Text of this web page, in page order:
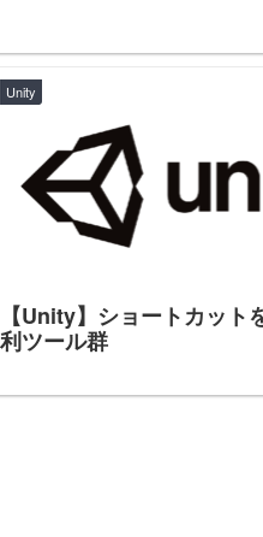
Unity
【Unity】ショートカット
利ツール群